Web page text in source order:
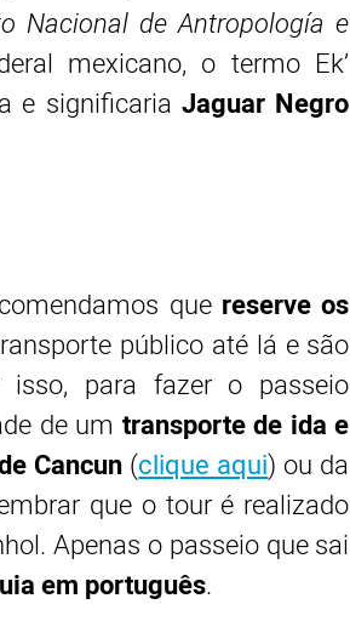
Nacional de Antropología e
mexicano, o termo Ek’
e significariaJaguar Negro
que reserve os
público até lá e são
para fazer o passeio
de um transporte de ida e
Cancun (clique aqui) ou da
que o tour é realizado
Apenas o passeio que sai
em português.